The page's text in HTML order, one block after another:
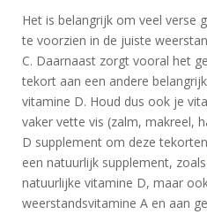
Het is belangrijk om veel verse
te voorzien in de juiste
C. Daarnaast zorgt vooral het
tekort aan een andere
vitamine D. Houd dus ook je
vaker vette vis (zalm, makreel,
D supplement om deze
een natuurlijk supplement, zoals
natuurlijke vitamine D, maar
weerstandsvitamine A en aan